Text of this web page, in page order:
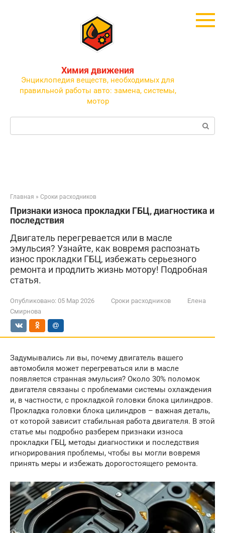
Химия движения
Энциклопедия веществ, необходимых для
правильной работы авто: замена, системы,
мотор
Поиск:
Главная » Сроки расходников
Признаки износа прокладки ГБЦ, диагностика и
последствия
Двигатель перегревается или в масле
эмульсия? Узнайте, как вовремя распознать
износ прокладки ГБЦ, избежать серьезного
ремонта и продлить жизнь мотору! Подробная
статья.
Опубликовано: 05 Мар 2026 Сроки расходников
Елена
Смирнова
Задумывались ли вы, почему двигатель вашего
автомобиля может перегреваться или в масле
появляется странная эмульсия? Около 30% поломок
двигателя связаны с проблемами системы охлаждения
и, в частности, с прокладкой головки блока цилиндров.
Прокладка головки блока цилиндров – важная деталь,
от которой зависит стабильная работа двигателя. В этой
статье мы подробно разберем признаки износа
прокладки ГБЦ, методы диагностики и последствия
игнорирования проблемы, чтобы вы могли вовремя
принять меры и избежать дорогостоящего ремонта.